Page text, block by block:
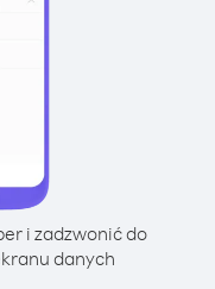
i zadzwonić do
danych